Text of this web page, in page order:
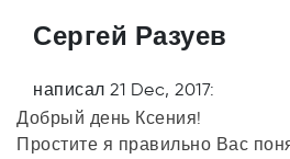
Сергей Разуев
написал 21 Dec, 2017:
Добрый день Ксения!
Простите я правильно Вас